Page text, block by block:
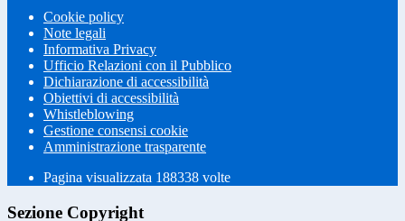
Cookie policy
Note legali
Informativa Privacy
Ufficio Relazioni con il Pubblico
Dichiarazione di accessibilità
Obiettivi di accessibilità
Whistleblowing
Gestione consensi cookie
Amministrazione trasparente
Pagina visualizzata 188338 volte
Sezione Copyright